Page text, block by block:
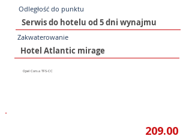
Odległość do punktu
Zakwaterowanie